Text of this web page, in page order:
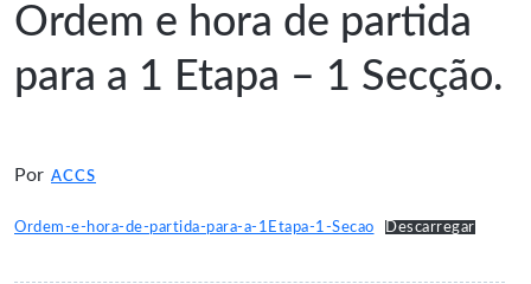
Ordem e hora de partida
para a 1 Etapa – 1 Secção.
Por ACCS
Ordem-e-hora-de-partida-para-a-1Etapa-1-Secao Descarregar